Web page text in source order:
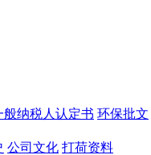
般纳税人认定书 环保批文
公司文化 打荷资料